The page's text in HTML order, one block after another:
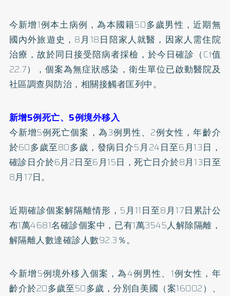
今新增1例本土病例，為本國籍50多歲男性，近期無
國內外旅遊史，8月18日陪家人就醫，因家人需住院
治療，故於同日接受陪病者採檢，於今日確診（Ct值
22.7），個案為無症狀感染，衛生單位已啟動醫院及
社區調查與防治，相關接觸者匡列中。
新增5例死亡、5例境外移入
今新增5例死亡個案，為3例男性、2例女性，年齡介
於60多歲至80多歲，發病日介5月24日至6月13日，
確診日介於6月2日至6月15日，死亡日介於8月13日至
8月17日。
近期確診個案解隔離情形，5月11日至8月17日累計公
布1萬4681名確診個案中，已有1萬3545人解除隔離，
解隔離人數達確診人數92.3％。
今新增5例境外移入個案，為4例男性、1例女性，年
齡介於20多歲至50多歲，分別自美國（案16002）、